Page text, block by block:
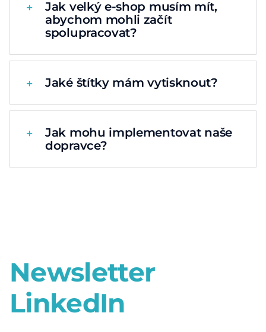
Zásady ochrany osobních údajů
Čeština
English
Deutsch
Magyar
Polski
Jak velký e-shop musím mít,
abychom mohli začít
spolupracovat?
Jaké štítky mám vytisknout?
Jak mohu implementovat naše
dopravce?
Newsletter
LinkedIn